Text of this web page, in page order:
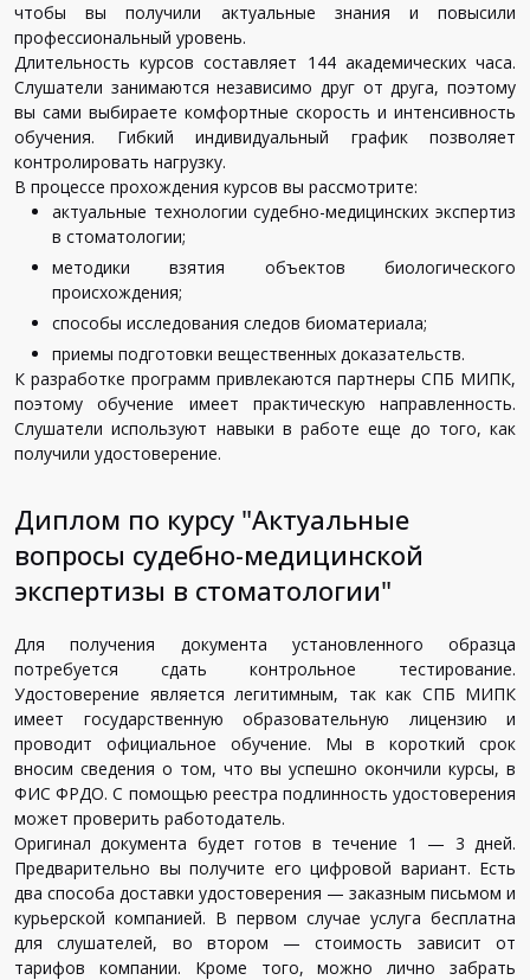
чтобы вы получили актуальные знания и повысили
профессиональный уровень.
Длительность курсов составляет 144 академических часа.
Слушатели занимаются независимо друг от друга, поэтому
вы сами выбираете комфортные скорость и интенсивность
обучения. Гибкий индивидуальный график позволяет
контролировать нагрузку.
В процессе прохождения курсов вы рассмотрите:
актуальные технологии судебно-медицинских экспертиз
в стоматологии;
методики взятия объектов биологического
происхождения;
способы исследования следов биоматериала;
приемы подготовки вещественных доказательств.
К разработке программ привлекаются партнеры СПБ МИПК,
поэтому обучение имеет практическую направленность.
Слушатели используют навыки в работе еще до того, как
получили удостоверение.
Диплом по курсу "Актуальные
вопросы судебно-медицинской
экспертизы в стоматологии"
Для получения документа установленного образца
потребуется сдать контрольное тестирование.
Удостоверение является легитимным, так как СПБ МИПК
имеет государственную образовательную лицензию и
проводит официальное обучение. Мы в короткий срок
вносим сведения о том, что вы успешно окончили курсы, в
ФИС ФРДО. С помощью реестра подлинность удостоверения
может проверить работодатель.
Оригинал документа будет готов в течение 1 — 3 дней.
Предварительно вы получите его цифровой вариант. Есть
два способа доставки удостоверения — заказным письмом и
курьерской компанией. В первом случае услуга бесплатна
для слушателей, во втором — стоимость зависит от
тарифов компании. Кроме того, можно лично забрать